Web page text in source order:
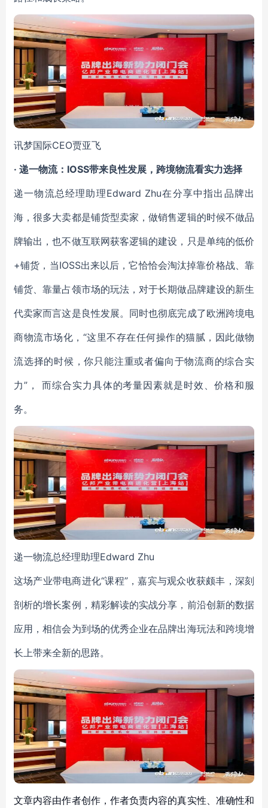
讯梦国际CEO贾亚飞
· 递一物流：IOSS带来良性发展，跨境物流看实力选择
递一物流总经理助理Edward Zhu在分享中指出品牌出
海，很多大卖都是铺货型卖家，做销售逻辑的时候不做品
牌输出，也不做互联网获客逻辑的建设，只是单纯的低价
+铺货，当IOSS出来以后，它恰恰会淘汰掉靠价格战、靠
铺货、靠量占领市场的玩法，对于长期做品牌建设的新生
代卖家而言这是良性发展。同时也彻底完成了欧洲跨境电
商物流市场化，“这里不存在任何操作的猫腻，因此做物
流选择的时候，你只能注重或者偏向于物流商的综合实
力”， 而综合实力具体的考量因素就是时效、价格和服
务。
递一物流总经理助理Edward Zhu
这场产业带电商进化“课程”，嘉宾与观众收获颇丰，深刻
剖析的增长案例，精彩解读的实战分享，前沿创新的数据
应用，相信会为到场的优秀企业在品牌出海玩法和跨境增
长上带来全新的思路。
文章内容由作者创作，作者负责内容的真实性、准确性和